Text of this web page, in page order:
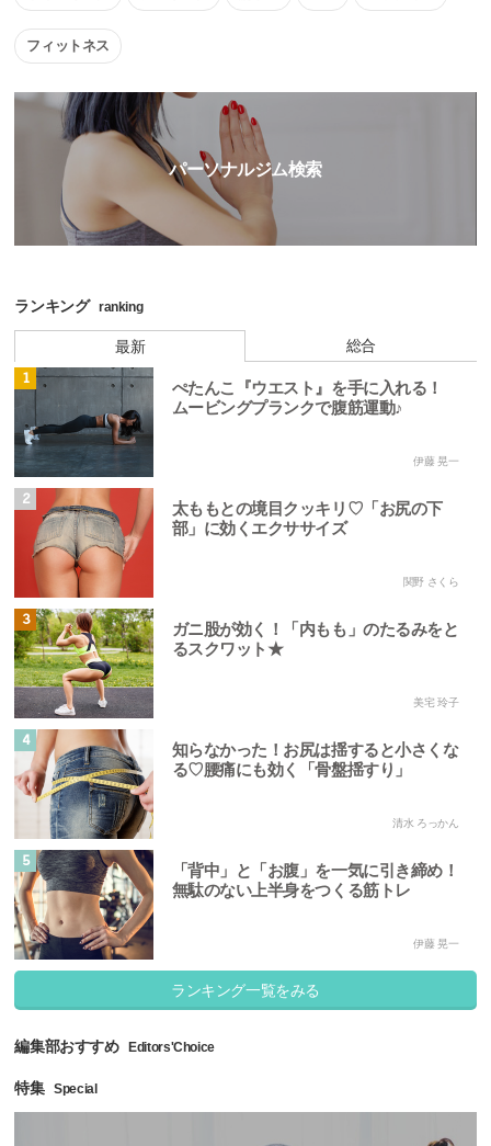
フィットネス
パーソナルジム検索
ランキング ranking
最新 総合
1
ぺたんこ『ウエスト』を手に入れる！
ムービングプランクで腹筋運動♪
伊藤 晃一
2
太ももとの境目クッキリ♡「お尻の下
部」に効くエクササイズ
関野 さくら
3
ガニ股が効く！「内もも」のたるみをと
るスクワット★
美宅 玲子
4
知らなかった！お尻は揺すると小さくな
る♡腰痛にも効く「骨盤揺すり」
清水 ろっかん
5
「背中」と「お腹」を一気に引き締め！
無駄のない上半身をつくる筋トレ
伊藤 晃一
ランキング一覧をみる
編集部おすすめ Editors'Choice
特集 Special